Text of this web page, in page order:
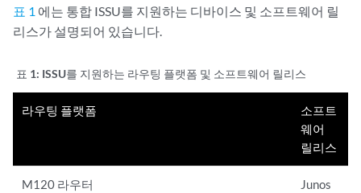
표 1 에는 통합 ISSU를 지원하는 디바이스 및 소프트웨어 릴
리스가 설명되어 있습니다.
표 1: ISSU를 지원하는 라우팅 플랫폼 및 소프트웨어 릴리스
라우팅 플랫폼
소프트
웨어
릴리스
M120 라우터
Junos